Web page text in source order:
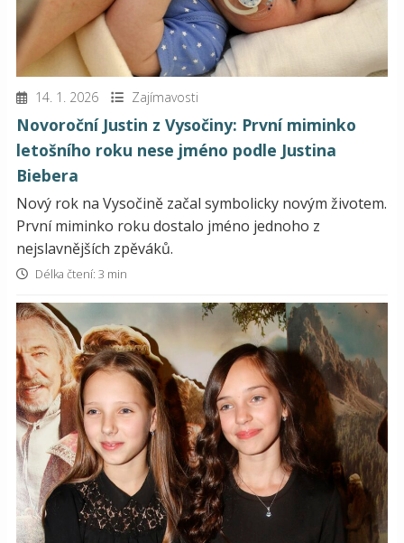
14. 1. 2026 Zajímavosti
Novoroční Justin z Vysočiny: První miminko
letošního roku nese jméno podle Justina
Biebera
Nový rok na Vysočině začal symbolicky novým životem.
První miminko roku dostalo jméno jednoho z
nejslavnějších zpěváků.
Délka čtení: 3 min